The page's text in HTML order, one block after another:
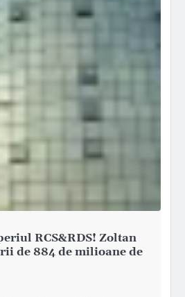
RCS&RDS! Zoltan
de 884 de milioane de